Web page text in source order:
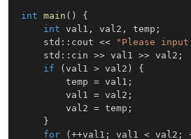
int main ( )
{
int val1 , val2 , temp ;
    std
:: cout << "Please
    std
:: cin >> val1 >> val2 ;
if
( val1 > val2 )
{
        temp
= val1 ;
        val1
= val2 ;
        val2
= temp ;
}
for
( ++val1 ; val1 < val2 ;